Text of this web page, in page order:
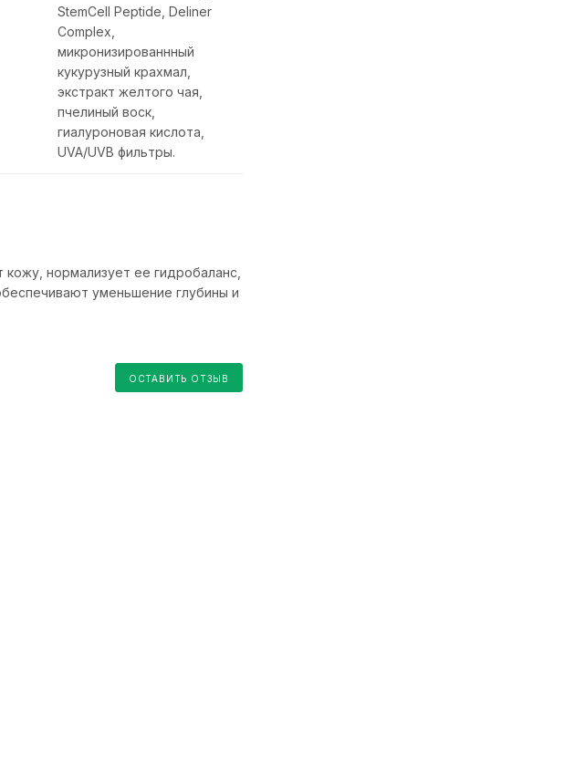
StemCell Peptide, Deliner
Complex,
микронизированнный
кукурузный крахмал,
экстракт желтого чая,
пчелиный воск,
гиалуроновая кислота,
UVA/UVB фильтры.
нормализует ее гидробаланс,
уменьшение глубины и
ОСТАВИТЬ ОТЗЫВ